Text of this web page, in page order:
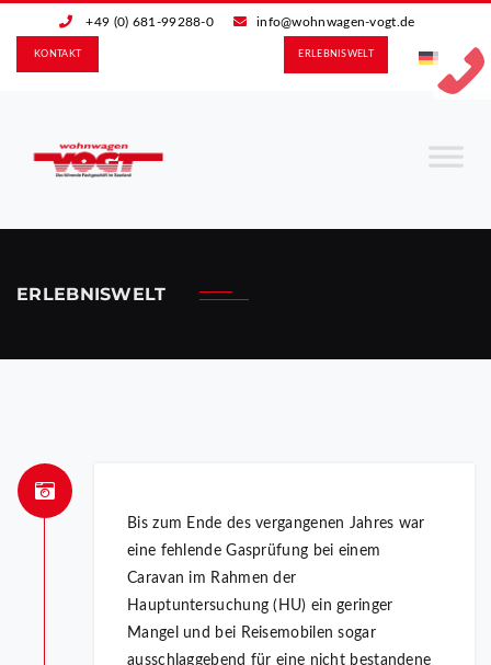
+49 (0) 681-99288-0 info@wohnwagen-vogt.de
ERLEBNIS­WELT
KONTAKT
ERLEBNISWELT
Bis zum Ende des vergangenen Jahres war
eine fehlende Gasprüfung bei einem
Caravan im Rahmen der
Hauptuntersuchung (HU) ein geringer
Mangel und bei Reisemobilen sogar
ausschlaggebend für eine nicht bestandene